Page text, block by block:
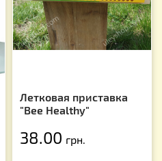
Летковая приставка
"Bee Healthy"
38.00 грн.